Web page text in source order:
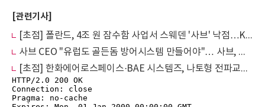
[관련기사]
[초점] 폴란드, 4조 원 잠수함 사업서 스웨덴 '사브' 낙점…K-방산 고배든 이유
사브 CEO "유럽도 골든돔 방어시스템 만들어야"… 사브, 러-우 전쟁 후 주가 8배 급등
[초점] 한화에어로스페이스·BAE 시스템즈, 나토형 전파교란 방지 미사일 공동 개발